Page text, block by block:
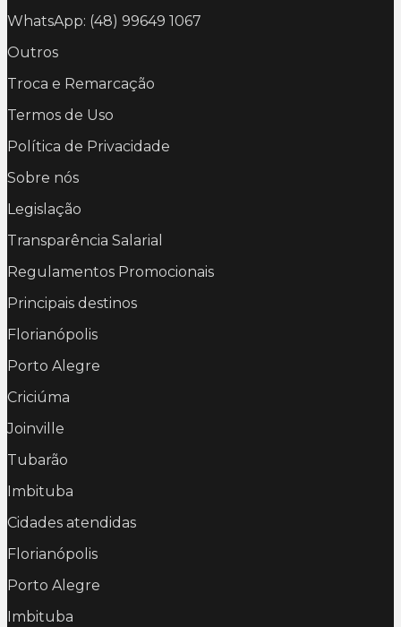
WhatsApp: (48) 99649 1067
Outros
Troca e Remarcação
Termos de Uso
Política de Privacidade
Sobre nós
Legislação
Transparência Salarial
Regulamentos Promocionais
Principais destinos
Florianópolis
Porto Alegre
Criciúma
Joinville
Tubarão
Imbituba
Cidades atendidas
Florianópolis
Porto Alegre
Imbituba